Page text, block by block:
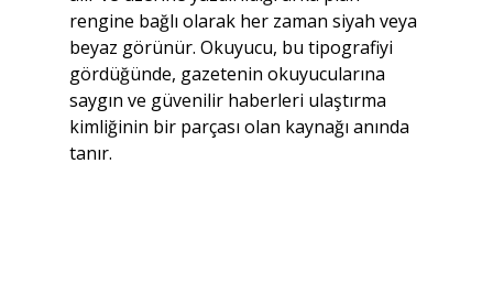
rengine bağlı olarak her zaman siyah veya
beyaz görünür. Okuyucu, bu tipografiyi
gördüğünde, gazetenin okuyucularına
saygın ve güvenilir haberleri ulaştırma
kimliğinin bir parçası olan kaynağı anında
tanır.